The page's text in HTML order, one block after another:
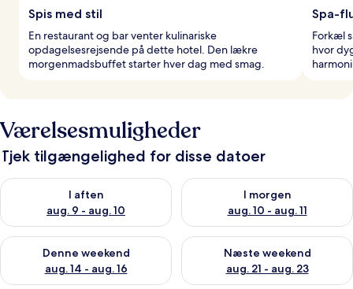
Spis med stil
En restaurant og bar venter kulinariske
opdagelsesrejsende på dette hotel. Den lækre
morgenmadsbuffet starter hver dag med smag.
Spa-
Forkæl
hvor
Værelsesmuligheder
Tjek tilgængelighed for disse datoer
I aften
aug. 9 - aug. 10
Tjek tilgængelighed for i aften aug. 9 - aug. 10
I morgen
aug. 10 - aug. 11
Tjek tilgængelighed for i
Denne weekend
aug. 14 - aug. 16
Tjek tilgængelighed for denne weekend aug. 14 - aug. 16
Næste weekend
aug. 21 - aug. 23
Tjek tilgængelighed for næste